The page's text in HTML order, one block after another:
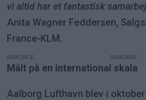
vi altid har et fantastisk
Anita Wagner Feddersen,
France-KLM.
ANNONCE
Målt på en international skala
Aalborg Lufthavn blev i